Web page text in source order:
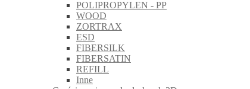
POLIPROPYLEN - PP
WOOD
ZORTRAX
ESD
FIBERSILK
FIBERSATIN
REFILL
Inne